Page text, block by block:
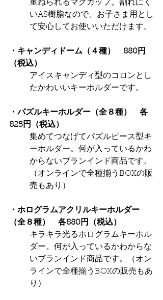
重ねられるマグカップ。割れにく
いAS樹脂なので、お子さま用とし
て安心してお使いいただけます。
・キャンディドーム（４種）　880円
（税込）
アイスキャンディ型のコロンとし
たかわいいキーホルダーです。
・パズルキーホルダー（全８種）　各
825円（税込）
集めてつなげてパズルピース型キ
ーホルダー。何が入っているかわ
からないブランインド商品です。
（オンラインで全種揃うBOXの販
売もあり）
・ホログラムアクリルキーホルダー
（全８種）　各880円（税込）
キラキラ光るホログラムキーホル
ダー。何が入っているかわからな
いブランインド商品です。（オン
ラインで全種揃うBOXの販売もあ
り）